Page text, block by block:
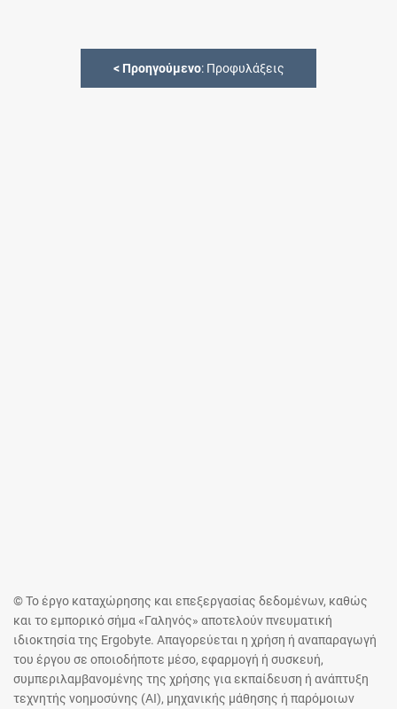
< Προηγούμενο: Προφυλάξεις
© Το έργο καταχώρησης και επεξεργασίας δεδομένων, καθώς
και το εμπορικό σήμα «Γαληνός» αποτελούν πνευματική
ιδιοκτησία της Ergobyte. Απαγορεύεται η χρήση ή αναπαραγωγή
του έργου σε οποιοδήποτε μέσο, εφαρμογή ή συσκευή,
συμπεριλαμβανομένης της χρήσης για εκπαίδευση ή ανάπτυξη
τεχνητής νοημοσύνης (AI), μηχανικής μάθησης ή παρόμοιων